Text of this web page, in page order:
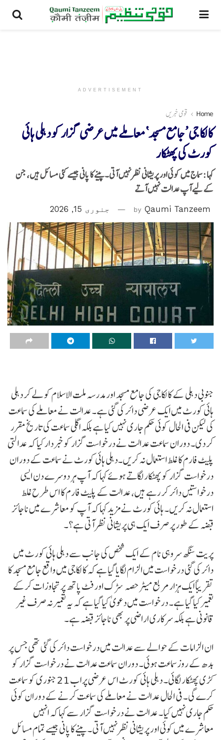
ADVERTISEMENT
Home قومی خبریں
کالکا جی ’جامع مسجد‘ معاملے میں عرضی گزار کو دہلی ہائی
کورٹ کی پھٹکار
کہا : سماج میں کوئی اور پریشانی نظرنہیں آتی۔ پینے کا پانی جیسے کئی مسائل ہیں، جن
کے لیے آپ عدالت نہیں آتے
by Qaumi Tanzeem جنوری 15, 2026
جنوبی دہلی کے کالکاجی کی جامع مسجد اور مدرسہ ملت الاسلام کو لے کر دہلی
ہائی کورٹ میں ایک عرضی دائر کی گئی ہے۔ عدالت نے معاملے کی سماعت
کی لیکن فی الحال کوئی حکم جاری نہیں کیا ہے بلکہ اگلی سماعت کی تاریخ مقرر
کر دی۔ دوران سماعت عدالت نے درخواست گزار کو خبردار کیا کہ عدالتی
پلیٹ فارم کا غلط استعمال نہ کریں۔دہلی ہائی کورٹ نے سماعت کے دوران
درخواست گزار کو پھٹکار لگاتے ہوئے کہا کہ آپ ہر دوسرے دن ایسی
درخواستیں دائر کر رہے ہیں، عدالت کے پلیٹ فارم کا اس طرح غلط
استعمال نہ کریں۔ ہائی کورٹ نے مزید کہا کہ آپ کو معاشرے میں ناجائز
قبضہ کے طور پر صرف ایک ہی پریشانی نظر آتی ہے؟۔
پریت سنگھ سروہی نام کے ایک شخص کی جانب سے دہلی ہائی کورٹ میں
دائر کی گئی درخواست میں الزام لگایا گیا ہے کہ کالکاجی میں واقع جامع مسجد کا
تقریباً ایک ہزار مربع میٹر حصہ سڑک اور فٹ پاتھ پر تجاوزات کرکے
تعمیر کیا گیا ہے۔ درخواست میں دعویٰ کیا گیا ہے کہ یہ تعمیر نہ صرف غیر
قانونی ہے بلکہ سرکاری اراضی پر بھی ناجائز قبضہ ہے۔
ان الزامات کے حوالے سے عدالت میں درخواست دائر کی گئی تھی جس پر
بدھ کے روزسماعت ہوئی۔ دوران سماعت عدالت نے درخواست گزار کو
کڑی پھٹکار لگائی۔ دہلی ہائی کورٹ اس عرضی پراب 21 جنوری کو سماعت
کرے گی۔ فی الحال عدالت نے معاملے کی سماعت کرنے کے دوران کوئی
حکم جاری نہیں کیا۔ عدالت نے درخواست گزار سے کہا کہ انہیں
معاشرے میں کوئی اور پریشانی نظر نہیں آتی۔ پینے کا پانی جیسے تمام مسائل